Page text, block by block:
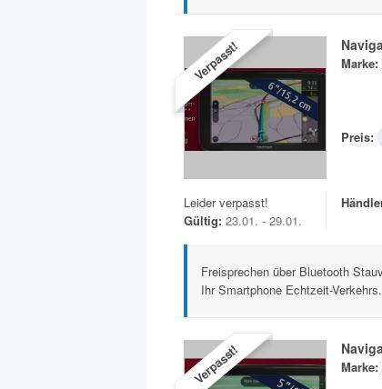
Verpasst! Marke:
Preis:
Leider verpasst!
Gültig: 23.01. - 29.01.
Freisprechen über Bluetooth
Ihr Smartphone Echtzeit-
Verpasst! Marke: